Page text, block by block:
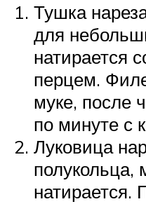
Тушка
для
натирается
перцем.
муке, после
по минуте с
Луковица
полукольца,
натирается.